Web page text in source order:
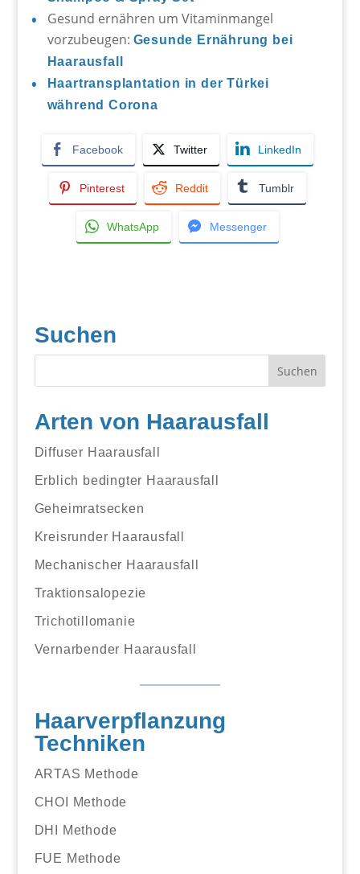
Gesund ernähren um Vitaminmangel
vorzubeugen: Gesunde Ernährung bei
Haarausfall
Haartransplantation in der Türkei
während Corona
Facebook Twitter LinkedIn
Pinterest Reddit Tumblr
WhatsApp Messenger
Suchen
Arten von Haarausfall
Diffuser Haarausfall
Erblich bedingter Haarausfall
Geheimratsecken
Kreisrunder Haarausfall
Mechanischer Haarausfall
Traktionsalopezie
Trichotillomanie
Vernarbender Haarausfall
Haarverpflanzung
Techniken
ARTAS Methode
CHOI Methode
DHI Methode
FUE Methode